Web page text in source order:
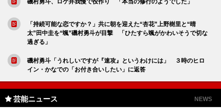
「持続可能な恋ですか？」共に朝を迎えた“杏花”上野樹里と“晴
太”田中圭を“颯”磯村勇斗が目撃 「ひたすら颯がかわいそうで切な
過ぎる」
磯村勇斗「うれしいですが『速攻』というわけには」 ３時のヒロ
イン・かなでの「お付き合いしたい」に返答
芸能ニュース NEWS